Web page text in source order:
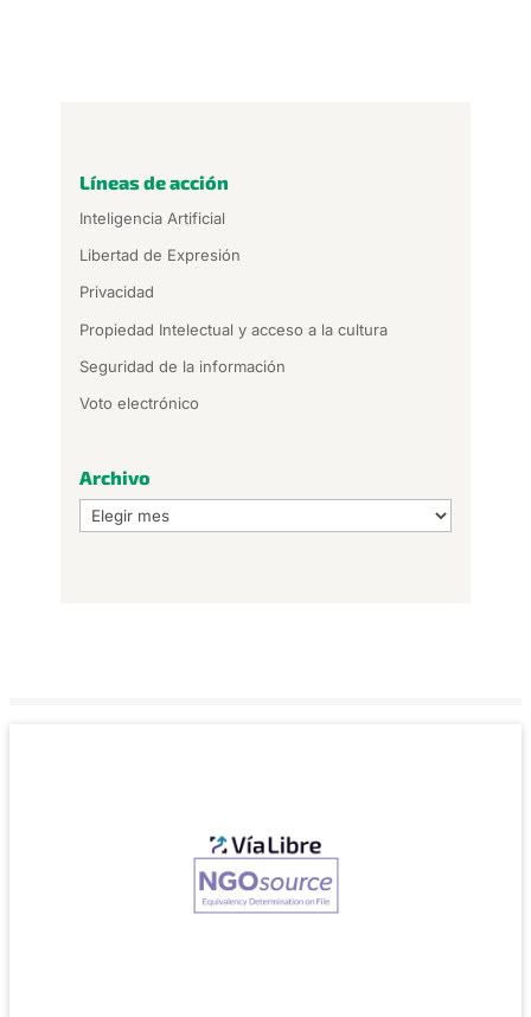
Líneas de acción
Inteligencia Artificial
Libertad de Expresión
Privacidad
Propiedad Intelectual y acceso a la cultura
Seguridad de la información
Voto electrónico
Archivo
Archivo